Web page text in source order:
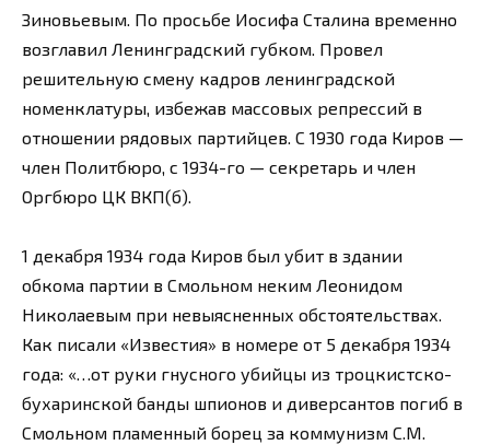
Зиновьевым. По просьбе Иосифа Сталина временно
возглавил Ленинградский губком. Провел
решительную смену кадров ленинградской
номенклатуры, избежав массовых репрессий в
отношении рядовых партийцев. С 1930 года Киров —
член Политбюро, с 1934-го — секретарь и член
Оргбюро ЦК ВКП(б).
1 декабря 1934 года Киров был убит в здании
обкома партии в Смольном неким Леонидом
Николаевым при невыясненных обстоятельствах.
Как писали «Известия» в номере от 5 декабря 1934
года: «…от руки гнусного убийцы из троцкистско-
бухаринской банды шпионов и диверсантов погиб в
Смольном пламенный борец за коммунизм С.М.